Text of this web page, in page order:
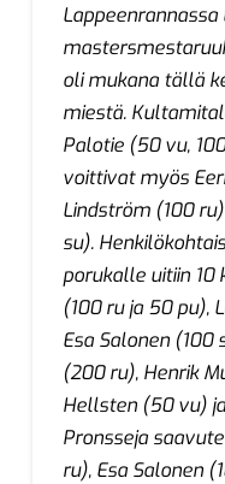
oli mukana tällä
miestä.
Palotie (50 vu,
voittivat myös
Lindström (100
su).
porukalle uitiin 10
(100 ru ja 50 pu),
Esa Salonen (100
(200 ru), Henrik
Hellsten (50 vu)
Pronsseja
ru), Esa Salonen